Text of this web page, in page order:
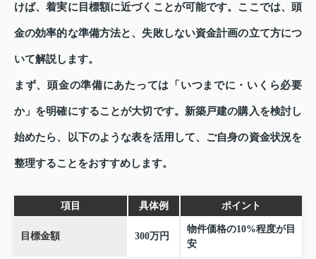
けば、着実に目標額に近づくことが可能です。ここでは、頭
金の効率的な準備方法と、失敗しない資金計画の立て方につ
いて解説します。
まず、頭金の準備にあたっては「いつまでに・いくら必要
か」を明確にすることが大切です。新築戸建の購入を検討し
始めたら、以下のような表を活用して、ご自身の資金状況を
整理することをおすすめします。
項目 具体例 ポイント
目標金額 300万円
物件価格の10%程度が目
安